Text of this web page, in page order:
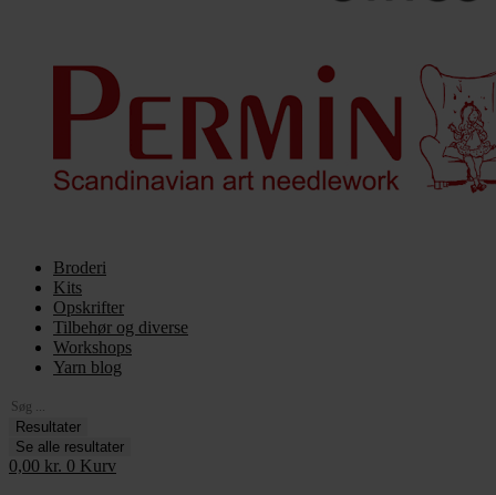
Broderi
Kits
Opskrifter
Tilbehør og diverse
Workshops
Yarn blog
Search
...Resultater
Se alle resultater
0,00 kr. 0 Kurv